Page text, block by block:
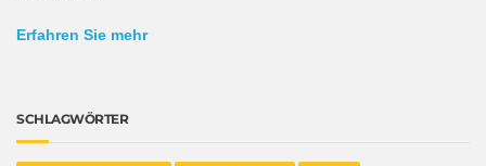
Erfahren Sie mehr
SCHLAGWÖRTER